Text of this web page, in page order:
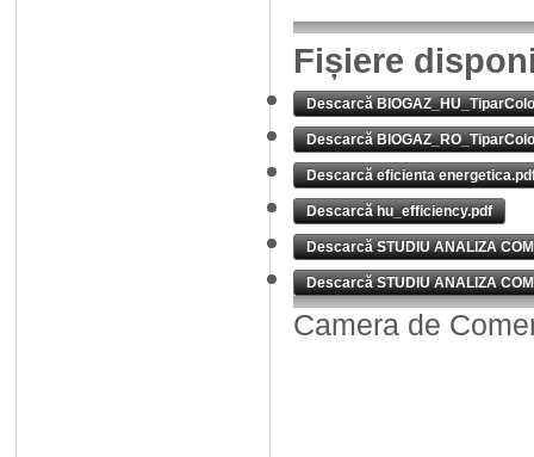
Fișiere
Descarcă
Descarcă
Descarcă eficienta
Descarcă hu_efficiency.pdf
Descarcă STUDIU ANALIZA
Descarcă STUDIU ANALIZA
Camera de